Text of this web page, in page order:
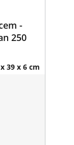
-
250
39 x 6 cm